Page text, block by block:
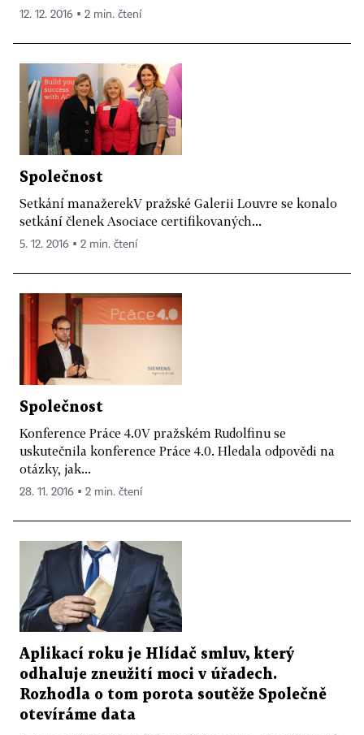
12. 12. 2016 ▪ 2 min. čtení
Společnost
Setkání manažerekV pražské Galerii Louvre se konalo
setkání členek Asociace certifikovaných...
5. 12. 2016 ▪ 2 min. čtení
Společnost
Konference Práce 4.0V pražském Rudolfinu se
uskutečnila konference Práce 4.0. Hledala odpovědi na
otázky, jak...
28. 11. 2016 ▪ 2 min. čtení
Aplikací roku je Hlídač smluv, který
odhaluje zneužití moci v úřadech.
Rozhodla o tom porota soutěže Společně
otevíráme data